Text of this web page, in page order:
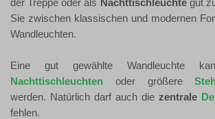
der Treppe oder als Nachttischleuchtegut
Sie zwischen klassischen und modernen
Wandleuchten.
Eine gut gewählte Wandleuchte
Nachttischleuchten oder größere
werden. Natürlich darf auch die zentrale
fehlen.